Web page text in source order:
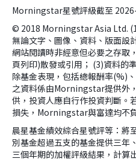
Morningstar星號評級截至
© 2018 Morningstar Asia Ltd.
無論文字、圖像、資料、版面設
網站閱讀時非經意但必要之存取
頁列印)散發或引用； (3)資料的
除基金表現，包括總報酬率(%)
之資料係由Morningstar提供外
供，投資人應自行作投資判斷。
損失，Morningstar與富達均不
晨星基金績效綜合星號評等：將
別基金超過五支的基金提供三年
三個年期的加權評級結果，計算